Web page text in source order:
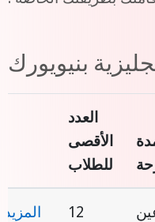
بنيويورك
العدد
الأقصى
للطلاب
12